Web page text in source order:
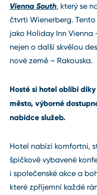
Vienna South, který se
čtvrti Wienerberg.
jako Holiday Inn Vienna
nejen o další skvělou
nové země – Rakouska.
Hosté si hotel oblíbí
město, výborné
nabídce služeb.
Hotel nabízí komfortní,
špičkově vybavené
i společenské akce a
které zpříjemní každé